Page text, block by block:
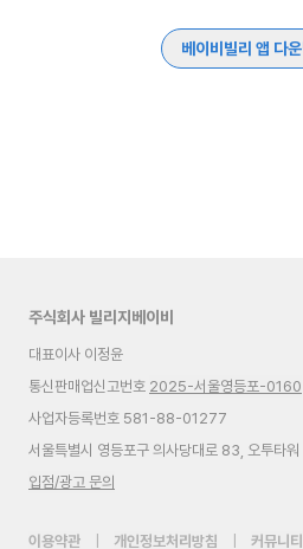
베이비빌리 앱 다
주식회사 빌리지베이비
대표이사 이정윤
통신판매업신고번호 2025-서울영등포-0160
사업자등록번호 581-88-01277
서울특별시 영등포구 의사당대로 83, 오투타
입점/광고 문의
이용약관 개인정보처리방침 커뮤니